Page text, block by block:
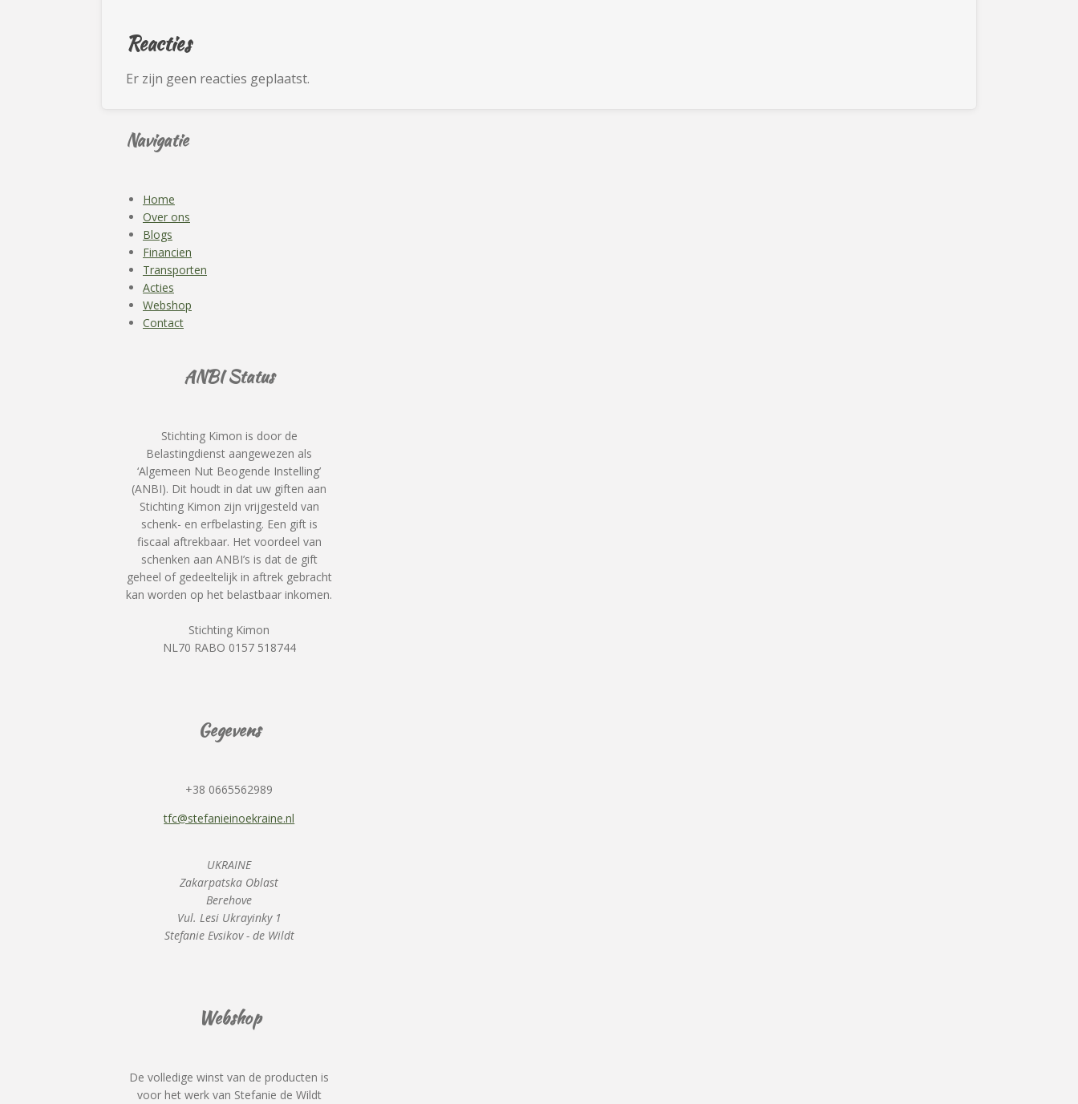
Reacties
Er zijn geen reacties geplaatst.
Navigatie
Home
Over ons
Blogs
Financien
Transporten
Acties
Webshop
Contact
ANBI Status
Stichting Kimon is door de
Belastingdienst aangewezen als
‘Algemeen Nut Beogende Instelling’
(ANBI). Dit houdt in dat uw giften aan
Stichting Kimon zijn vrijgesteld van
schenk- en erfbelasting. Een gift is
fiscaal aftrekbaar. Het voordeel van
schenken aan ANBI’s is dat de gift
geheel of gedeeltelijk in aftrek gebracht
kan worden op het belastbaar inkomen.
Stichting Kimon
NL70 RABO 0157 518744
Gegevens
+38 0665562989
tfc@stefanieinoekraine.nl
UKRAINE
Zakarpatska Oblast
Berehove
Vul. Lesi Ukrayinky 1
Stefanie Evsikov - de Wildt
Webshop
De volledige winst van de producten is
voor het werk van Stefanie de Wildt